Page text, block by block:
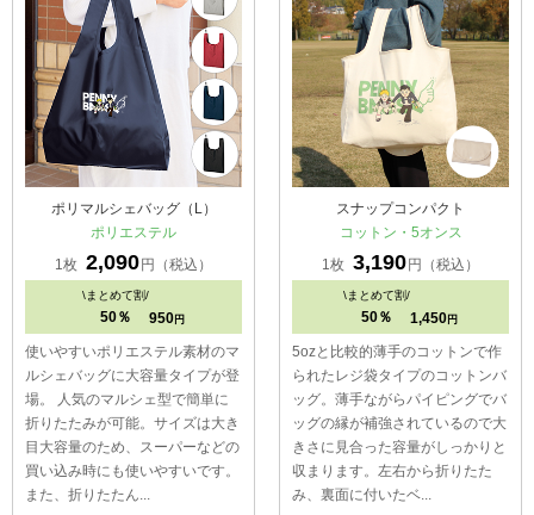
ポリマルシェバッグ（L）
ポリエステル
1枚 2,090円（税込）
\まとめて割/
50％ 950 円
使いやすいポリエステル素材のマ
ルシェバッグに大容量タイプが登
場。 人気のマルシェ型で簡単に
折りたたみが可能。サイズは大き
目大容量のため、スーパーなどの
買い込み時にも使いやすいです。
また、折りたたん...
スナップコンパクト
コットン・5オンス
1枚 3,190円（税込）
\まとめて割/
50％ 1,450 円
5ozと比較的薄手のコットンで作
られたレジ袋タイプのコットンバ
ッグ。薄手ながらパイピングでバ
ッグの縁が補強されているので大
きさに見合った容量がしっかりと
収まります。左右から折りたた
み、裏面に付いたベ...